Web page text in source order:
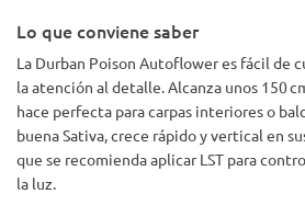
Lo que conviene saber
La Durban Poison Autoflower es fácil de
la atención al detalle. Alcanza unos 150
hace perfecta para carpas interiores o
buena Sativa, crece rápido y vertical en
que se recomienda aplicar LST para
la luz.